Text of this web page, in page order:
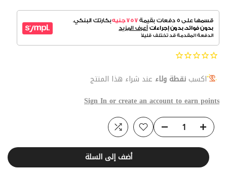
اكسب نقطة ولاء عند شراء هذا المنتج
Sign In or create an account to earn points
أضف إلى السلة